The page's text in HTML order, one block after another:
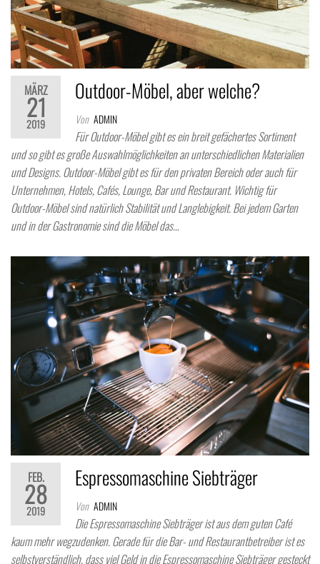
MÄRZ
21
2019
Outdoor-Möbel, aber welche?
Von ADMIN
Für Outdoor-Möbel gibt es ein breit gefächertes Sortiment
und so gibt es große Auswahlmöglichkeiten an unterschiedlichen Materialien
und Designs. Outdoor-Möbel gibt es für den privaten Bereich oder auch für
Unternehmen, Hotels, Cafés, Lounge, Bar und Restaurant. Wichtig für
Outdoor-Möbel sind natürlich Stabilität und Langlebigkeit. Bei jedem Garten
und in der Gastronomie sind die Möbel das…
FEB.
28
2019
Espressomaschine Siebträger
Von ADMIN
Die Espressomaschine Siebträger ist aus dem guten Café
kaum mehr wegzudenken. Gerade für die Bar- und Restaurantbetreiber ist es
selbstverständlich, dass viel Geld in die Espressomaschine Siebträger gesteckt